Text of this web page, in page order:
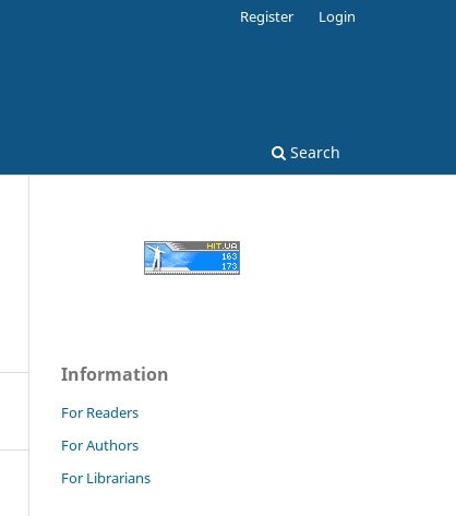
Search
Register Login
Information
For Readers
For Authors
For Librarians